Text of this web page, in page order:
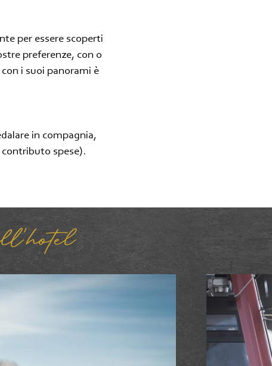
per essere scoperti
preferenze, con o
i suoi panorami è
in compagnia,
spese).